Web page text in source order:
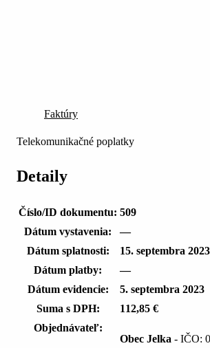
Faktúry
Telekomunikačné poplatky
Detaily
Číslo/ID dokumentu: 509
Dátum vystavenia:
—
Dátum splatnosti:
15. septembra 2023
Dátum platby:
—
Dátum evidencie:
5. septembra 2023
Suma s DPH:
112,85 €
Objednávateľ:
Obec Jelka - IČO: